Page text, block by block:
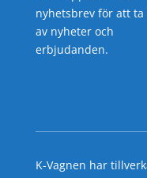
nyhetsbrev för att ta
av nyheter och
erbjudanden.
K-Vagnen har